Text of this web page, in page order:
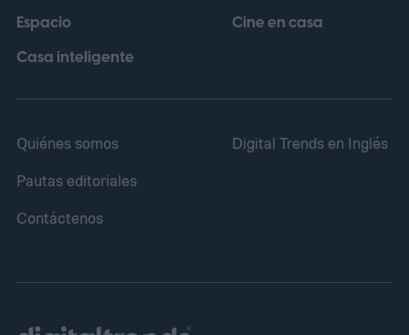
Espacio
Casa inteligente
Cine en casa
Quiénes somos
Pautas editoriales
Contáctenos
Digital Trends en Inglés